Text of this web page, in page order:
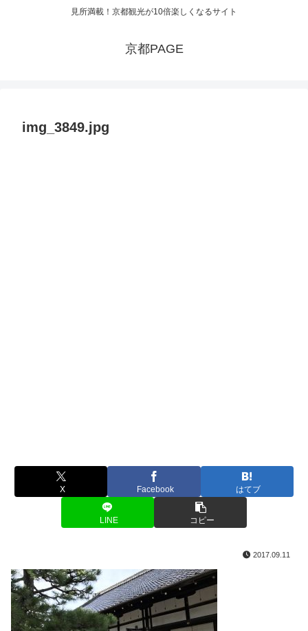
見所満載！京都観光が10倍楽しくなるサイト
京都PAGE
img_3849.jpg
X Facebook はてブ
LINE コピー
2017.09.11